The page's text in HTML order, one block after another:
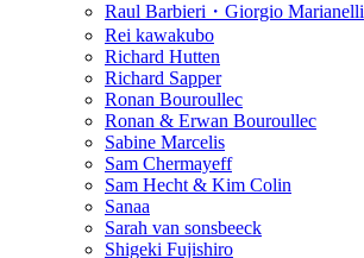
Raul Barbieri・Giorgio Marianelli
Rei kawakubo
Richard Hutten
Richard Sapper
Ronan Bouroullec
Ronan & Erwan Bouroullec
Sabine Marcelis
Sam Chermayeff
Sam Hecht & Kim Colin
Sanaa
Sarah van sonsbeeck
Shigeki Fujishiro